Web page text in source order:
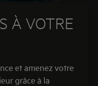
À VOTRE
et amenez votre
grâce à la